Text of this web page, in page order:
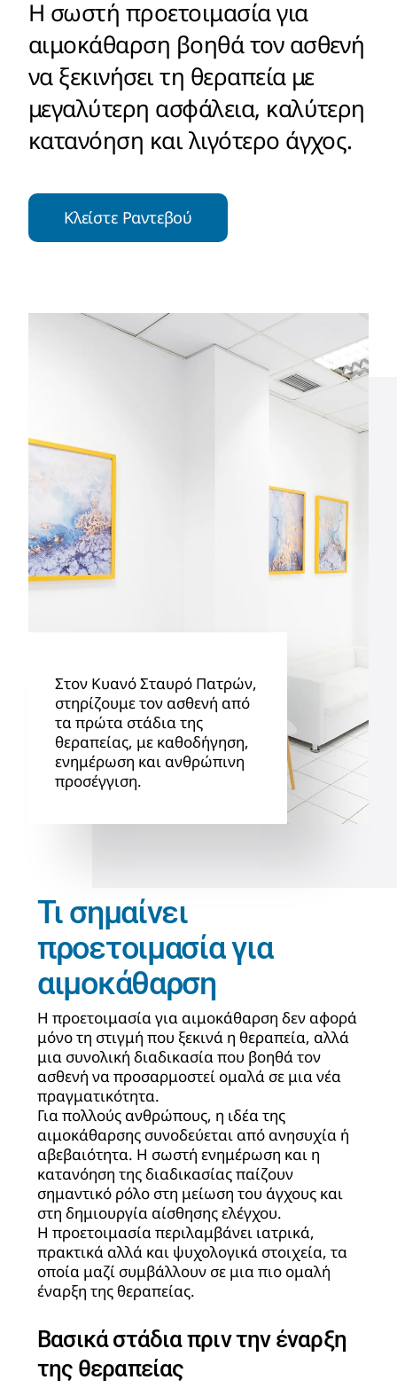
Διατροφή
Πληροφορίες
Άρθρα
Η σωστή προετοιμασία για
αιμοκάθαρση βοηθά τον ασθενή
να ξεκινήσει τη θεραπεία με
μεγαλύτερη ασφάλεια, καλύτερη
κατανόηση και λιγότερο άγχος.
Κλείστε Ραντεβού
Στον Κυανό Σταυρό Πατρών,
στηρίζουμε τον ασθενή από
τα πρώτα στάδια της
θεραπείας, με καθοδήγηση,
ενημέρωση και ανθρώπινη
προσέγγιση.
Τι σημαίνει
προετοιμασία για
αιμοκάθαρση
Η προετοιμασία για αιμοκάθαρση δεν αφορά
μόνο τη στιγμή που ξεκινά η θεραπεία, αλλά
μια συνολική διαδικασία που βοηθά τον
ασθενή να προσαρμοστεί ομαλά σε μια νέα
πραγματικότητα.
Για πολλούς ανθρώπους, η ιδέα της
αιμοκάθαρσης συνοδεύεται από ανησυχία ή
αβεβαιότητα. Η σωστή ενημέρωση και η
κατανόηση της διαδικασίας παίζουν
σημαντικό ρόλο στη μείωση του άγχους και
στη δημιουργία αίσθησης ελέγχου.
Η προετοιμασία περιλαμβάνει ιατρικά,
πρακτικά αλλά και ψυχολογικά στοιχεία, τα
οποία μαζί συμβάλλουν σε μια πιο ομαλή
έναρξη της θεραπείας.
Βασικά στάδια πριν την έναρξη
της θεραπείας